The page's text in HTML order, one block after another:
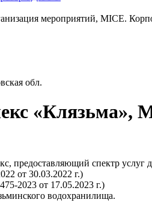
мероприятий, MICE.
обл.
«Клязьма»,
предоставляющий спектр услуг
от 30.03.2022 г.)
2023 от 17.05.2023 г.)
водохранилища.